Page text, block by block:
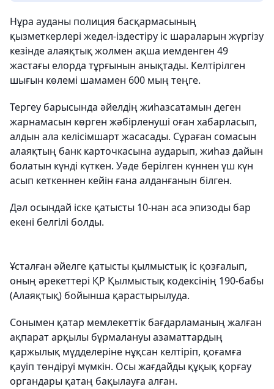
Нұра ауданы полиция басқармасының
қызметкерлері жедел-іздестіру іс шараларын жүргізу
кезінде алаяқтық жолмен ақша иемденген 49
жастағы елорда тұрғынын анықтады. Келтірілген
шығын көлемі шамамен 600 мың теңге.
Тергеу барысында әйелдің жиһазсатамын деген
жарнамасын көрген жәбірленуші оған хабарласып,
алдын ала келісімшарт жасасады. Сұраған сомасын
алаяқтың банк карточкасына аударып, жиһаз дайын
болатын күнді күткен. Уәде берілген күннен үш күн
асып кеткеннен кейін ғана алданғанын білген.
Дәл осындай іске қатысты 10-нан аса эпизоды бар
екені белгілі болды.
Ұсталған әйелге қатысты қылмыстық іс қозғалып,
оның әрекеттері ҚР Қылмыстық кодексінің 190-бабы
(Алаяқтық) бойынша қарастырылуда.
Сонымен қатар мемлекеттік бағдарламаның жалған
ақпарат арқылы бұрмалануы азаматтардың
қаржылық мүдделеріне нұқсан келтіріп, қоғамға
қауіп төндіруі мүмкін. Осы жағдайды құқық қорғау
органдары қатаң бақылауға алған.